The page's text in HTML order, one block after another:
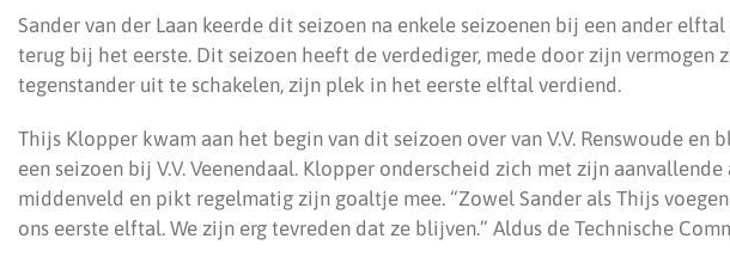
Sander van der Laan keerde dit seizoen na enkele seizoenen bij een ander elftal
terug bij het eerste. Dit seizoen heeft de verdediger, mede door zijn vermogen
tegenstander uit te schakelen, zijn plek in het eerste elftal verdiend.
Thijs Klopper kwam aan het begin van dit seizoen over van V.V. Renswoude en
een seizoen bij V.V. Veenendaal. Klopper onderscheid zich met zijn
middenveld en pikt regelmatig zijn goaltje mee. “Zowel Sander als Thijs
ons eerste elftal. We zijn erg tevreden dat ze blijven.” Aldus de Technische